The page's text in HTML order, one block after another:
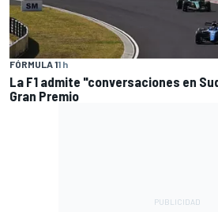
FÓRMULA 11 h
La F1 admite "conversaciones en
Gran Premio